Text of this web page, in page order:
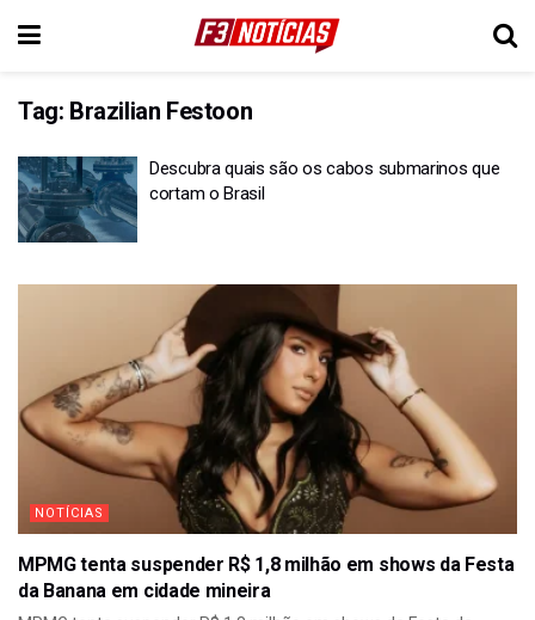
Tag: Brazilian Festoon
Descubra quais são os cabos submarinos que
cortam o Brasil
NOTÍCIAS
MPMG tenta suspender R$ 1,8 milhão em shows da Festa
da Banana em cidade mineira